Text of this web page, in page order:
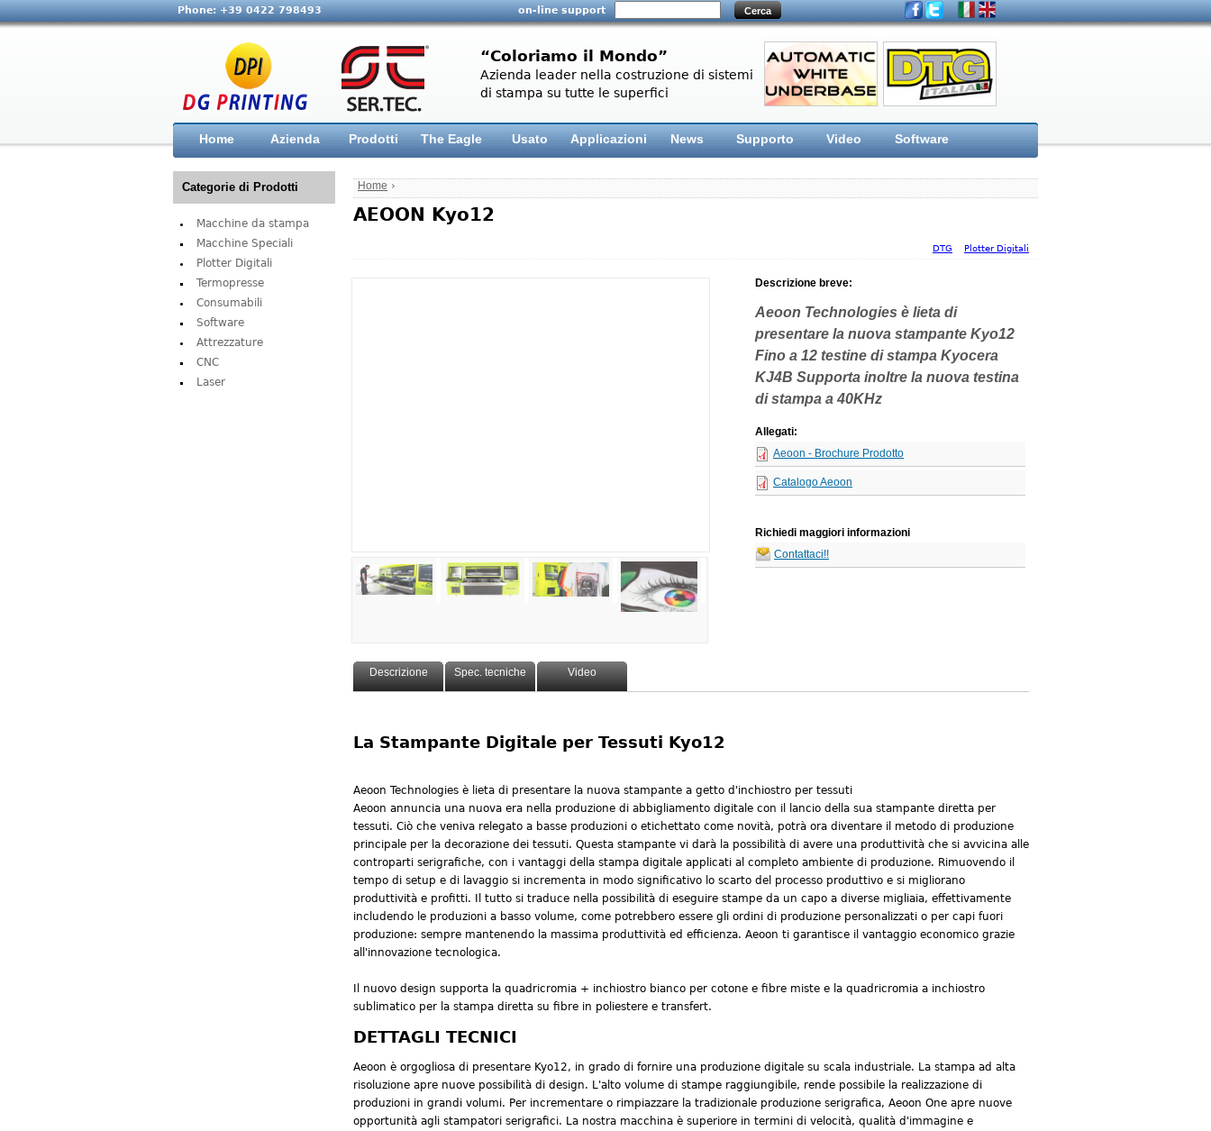
Phone: +39 0422 798493 on-line support
“Coloriamo il Mondo”
Azienda leader nella costruzione di sistemi
di stampa su tutte le superfici
Home Azienda Prodotti The Eagle Usato Applicazioni News Supporto Video Software
Categorie di Prodotti
Macchine da stampa
Macchine Speciali
Plotter Digitali
Termopresse
Consumabili
Software
Attrezzature
CNC
Laser
Home ›
AEOON Kyo12
DTG Plotter Digitali
Descrizione breve:
Aeoon Technologies è lieta di
presentare la nuova stampante Kyo12
Fino a 12 testine di stampa Kyocera
KJ4B Supporta inoltre la nuova testina
di stampa a 40KHz
Allegati:
Aeoon - Brochure Prodotto
Catalogo Aeoon
Richiedi maggiori informazioni
Contattaci!!
Descrizione Spec. tecniche Video
La Stampante Digitale per Tessuti Kyo12
Aeoon Technologies è lieta di presentare la nuova stampante a getto d'inchiostro per tessuti
Aeoon annuncia una nuova era nella produzione di abbigliamento digitale con il lancio della sua stampante diretta per
tessuti. Ciò che veniva relegato a basse produzioni o etichettato come novità, potrà ora diventare il metodo di produzione
principale per la decorazione dei tessuti. Questa stampante vi darà la possibilità di avere una produttività che si avvicina alle
controparti serigrafiche, con i vantaggi della stampa digitale applicati al completo ambiente di produzione. Rimuovendo il
tempo di setup e di lavaggio si incrementa in modo significativo lo scarto del processo produttivo e si migliorano
produttività e profitti. Il tutto si traduce nella possibilità di eseguire stampe da un capo a diverse migliaia, effettivamente
includendo le produzioni a basso volume, come potrebbero essere gli ordini di produzione personalizzati o per capi fuori
produzione: sempre mantenendo la massima produttività ed efficienza. Aeoon ti garantisce il vantaggio economico grazie
all'innovazione tecnologica.
Il nuovo design supporta la quadricromia + inchiostro bianco per cotone e fibre miste e la quadricromia a inchiostro
sublimatico per la stampa diretta su fibre in poliestere e transfert.
DETTAGLI TECNICI
Aeoon è orgogliosa di presentare Kyo12, in grado di fornire una produzione digitale su scala industriale. La stampa ad alta
risoluzione apre nuove possibilità di design. L'alto volume di stampe raggiungibile, rende possibile la realizzazione di
produzioni in grandi volumi. Per incrementare o rimpiazzare la tradizionale produzione serigrafica, Aeoon One apre nuove
opportunità agli stampatori serigrafici. La nostra macchina è superiore in termini di velocità, qualità d'immagine e